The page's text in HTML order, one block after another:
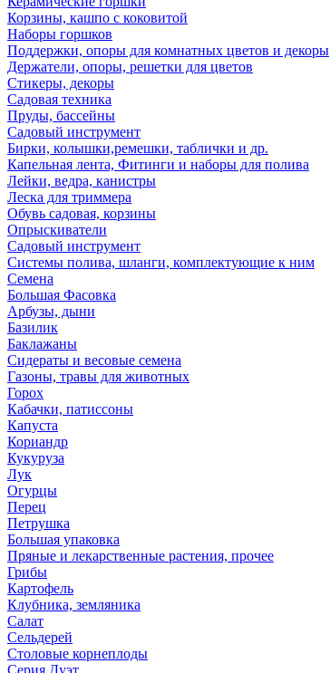
Корзины, кашпо с коковитой
Наборы горшков
Поддержки, опоры для комнатных цветов и декоры
Держатели, опоры, решетки для цветов
Стикеры, декоры
Садовая техника
Пруды, бассейны
Садовый инструмент
Бирки, колышки,ремешки, таблички и др.
Капельная лента, Фитинги и наборы для полива
Лейки, ведра, канистры
Леска для триммера
Обувь садовая, корзины
Опрыскиватели
Садовый инструмент
Системы полива, шланги, комплектующие к ним
Семена
Большая Фасовка
Арбузы, дыни
Базилик
Баклажаны
Сидераты и весовые семена
Газоны, травы для животных
Горох
Кабачки, патиссоны
Капуста
Кориандр
Кукуруза
Лук
Огурцы
Перец
Петрушка
Большая упаковка
Пряные и лекарственные растения, прочее
Грибы
Картофель
Клубника, земляника
Салат
Сельдерей
Столовые корнеплоды
Серия Дуэт